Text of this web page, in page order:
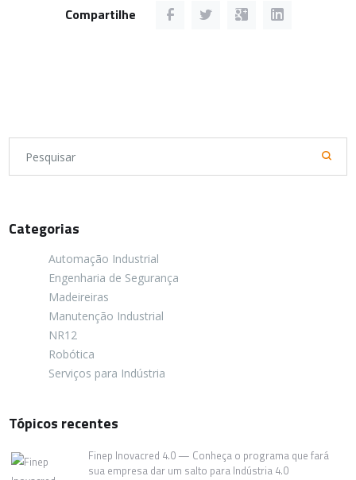
Compartilhe
Categorias
Automação Industrial
Engenharia de Segurança
Madeireiras
Manutenção Industrial
NR12
Robótica
Serviços para Indústria
Tópicos recentes
Finep Inovacred 4.0 — Conheça o programa que fará
sua empresa dar um salto para Indústria 4.0